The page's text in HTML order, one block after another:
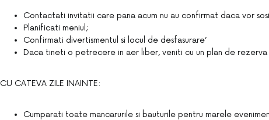
Contactati invitatii care pana acum nu au confirmat daca vor
Planificati meniul;
Confirmati divertismentul si locul de desfasurare’
Daca tineti o petrecere in aer liber, veniti cu un plan de
CU CATEVA ZILE INAINTE:
Cumparati toate mancarurile si bauturile pentru marele